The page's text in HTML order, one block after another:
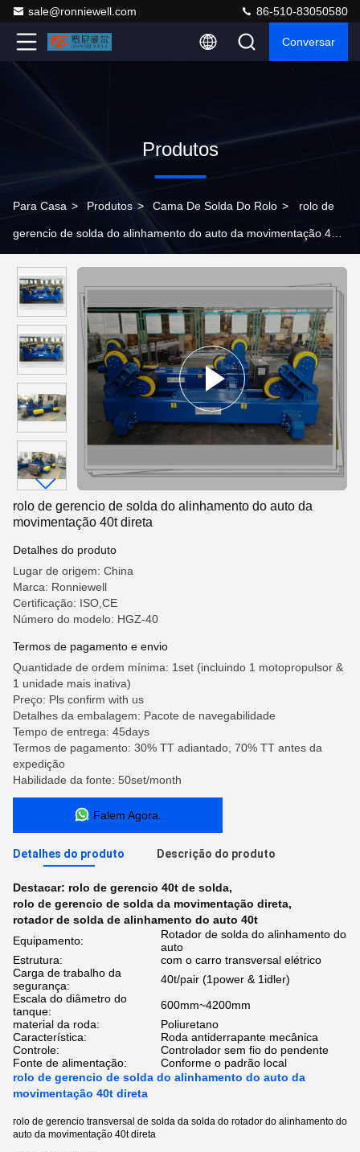
sale@ronniewell.com 86-510-83050580
Conversar
Produtos
Para Casa > Produtos > Cama De Solda Do Rolo > rolo de
gerencio de solda do alinhamento do auto da movimentação 40t
rolo de gerencio de solda do alinhamento do auto da
movimentação 40t direta
Detalhes do produto
Lugar de origem: China
Marca: Ronniewell
Certificação: ISO,CE
Número do modelo: HGZ-40
Termos de pagamento e envio
Quantidade de ordem mínima: 1set (incluindo 1 motopropulsor &
1 unidade mais inativa)
Preço: Pls confirm with us
Detalhes da embalagem: Pacote de navegabilidade
Tempo de entrega: 45days
Termos de pagamento: 30% TT adiantado, 70% TT antes da
expedição
Habilidade da fonte: 50set/month
Falem Agora.
Detalhes do produto Descrição do produto
Destacar: rolo de gerencio 40t de solda,
rolo de gerencio de solda da movimentação direta,
rotador de solda de alinhamento do auto 40t
Equipamento:
Rotador de solda do alinhamento do
auto
Estrutura:
com o carro transversal elétrico
Carga de trabalho da
segurança:
40t/pair (1power & 1idler)
Escala do diâmetro do
tanque:
600mm~4200mm
material da roda:
Poliuretano
Característica:
Roda antiderrapante mecânica
Controle:
Controlador sem fio do pendente
Fonte de alimentação:
Conforme o padrão local
rolo de gerencio de solda do alinhamento do auto da
movimentação 40t direta
rolo de gerencio transversal de solda da solda do rotador do alinhamento do
auto da movimentação 40t direta